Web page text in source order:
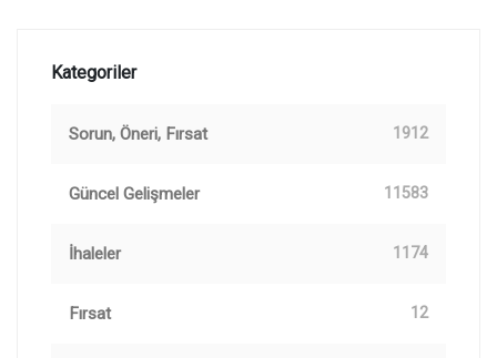
Kategoriler
Sorun, Öneri, Fırsat 1912
Güncel Gelişmeler 11583
İhaleler 1174
Fırsat 12